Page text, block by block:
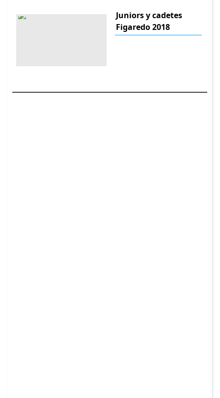
Juniors y cadetes
Figaredo 2018